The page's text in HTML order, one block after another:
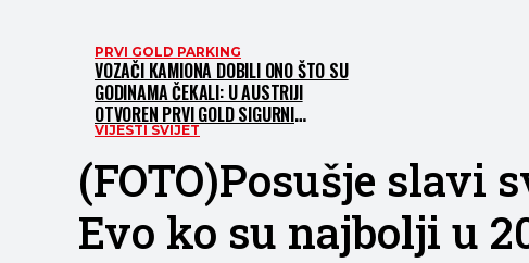
PRVI GOLD PARKING
VOZAČI KAMIONA DOBILI ONO ŠTO SU
GODINAMA ČEKALI: U AUSTRIJI
OTVOREN PRVI GOLD SIGURNI
PARKING
VIJESTI SVIJET
(FOTO)Posušje slavi
Evo ko su najbolji u